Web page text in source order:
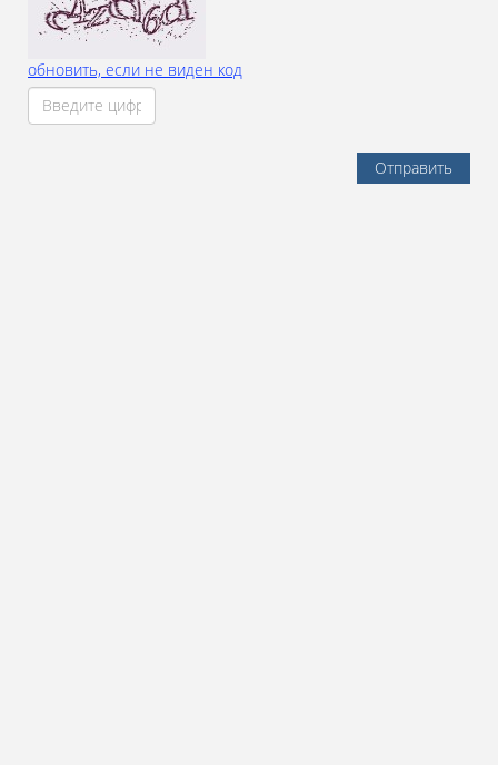
обновить, если не виден код
Отправить